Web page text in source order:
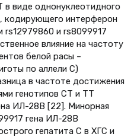
виде однонуклеотидного
кодирующего интерферон
и rs8099917
влияние на частоту
белой расы –
по аллели С)
в частоте достижения
генотипов СТ и ТТ
ИЛ-28В [22]. Минорная
гена ИЛ-28В
гепатита С в ХГС и